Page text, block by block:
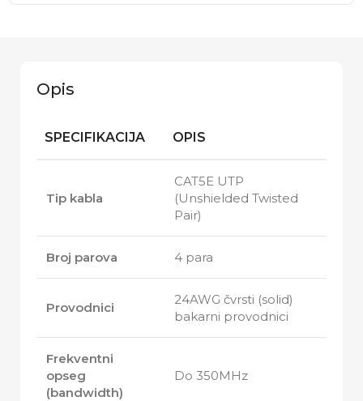
Opis
SPECIFIKACIJA OPIS
Tip kabla
CAT5E UTP
(Unshielded Twisted
Pair)
Broj parova 4 para
Provodnici
24AWG čvrsti (solid)
bakarni provodnici
Frekventni
opseg
(bandwidth)
Do 350MHz